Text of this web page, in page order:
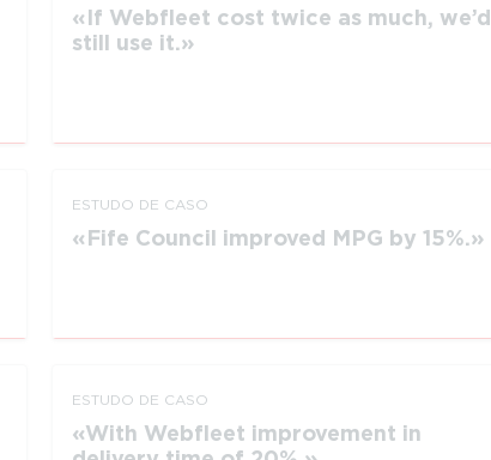
If Webfleet cost twice as much, we’d
still use it.
ESTUDO DE CASO
Fife Council improved MPG by 15%.
ESTUDO DE CASO
With Webfleet improvement in